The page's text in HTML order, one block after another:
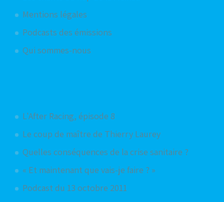
Mentions légales
Podcasts des émissions
Qui sommes-nous
L'After Racing, épisode 8
Le coup de maître de Thierry Laurey
Quelles conséquences de la crise sanitaire ?
« Et maintenant que vais-je faire ? »
Podcast du 13 octobre 2011